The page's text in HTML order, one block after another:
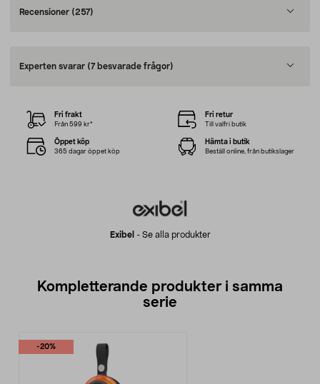
Recensioner (257)
Experten svarar (7 besvarade frågor)
Exibel - Se alla produkter
Fri frakt
Från 599 kr*
Fri retur
Till valfri butik
Öppet köp
365 dagar öppet köp
Hämta i butik
Beställ online, från butikslager
Kompletterande produkter i samma
serie
-20%